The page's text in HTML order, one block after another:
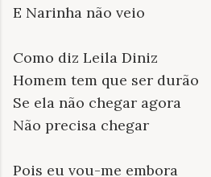
E Narinha não veio
Como diz Leila Diniz
Homem tem que ser durão
Se ela não chegar agora
Não precisa chegar
Pois eu vou-me embora